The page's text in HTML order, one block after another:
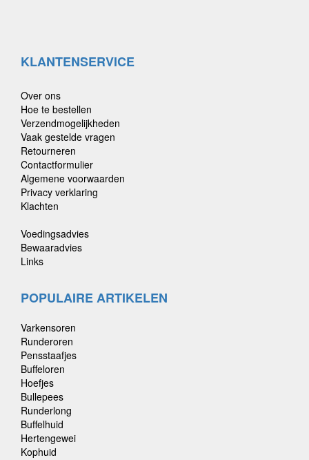
KLANTENSERVICE
Over ons
Hoe te bestellen
Verzendmogelijkheden
Vaak gestelde vragen
Retourneren
Contactformulier
Algemene voorwaarden
Privacy verklaring
Klachten
Voedingsadvies
Bewaaradvies
Links
POPULAIRE ARTIKELEN
Varkensoren
Runderoren
Pensstaafjes
Buffeloren
Hoefjes
Bullepees
Runderlong
Buffelhuid
Hertengewei
Kophuid